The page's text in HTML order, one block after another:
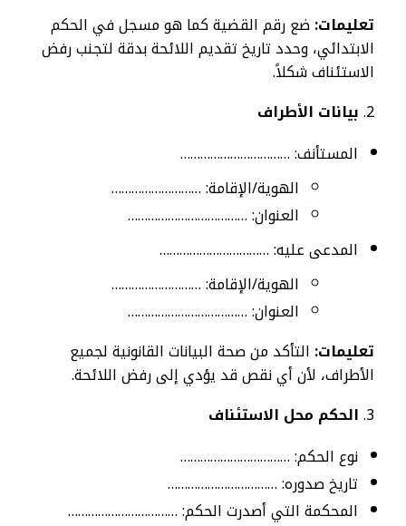
تعليمات:ضع رقم القضية كما هو مسجل في الحكم
الابتدائي، وحدد تاريخ تقديم اللائحة بدقة لتجنب رفض
الاستئناف شكلاً.
بيانات الأطراف
المستأنف: ……………………………
الهوية/الإقامة: ………………………
العنوان: ………………………………
المدعى عليه: ……………………………
الهوية/الإقامة: ………………………
العنوان: ………………………………
تعليمات: التأكد من صحة البيانات القانونية لجميع
الأطراف، لأن أي نقص قد يؤدي إلى رفض اللائحة.
الحكم محل الاستئناف
نوع الحكم: ……………………………
تاريخ صدوره: ……………………………
المحكمة التي أصدرت الحكم: ……………………………